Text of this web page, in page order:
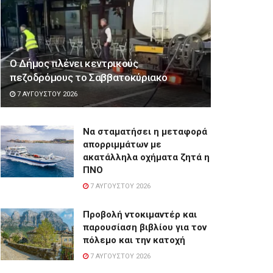
Ο Δήμος πλένει κεντρικούς
πεζοδρόμους το Σαββατοκύριακο
7 ΑΥΓΟΎΣΤΟΥ 2026
Να σταματήσει η μεταφορά
απορριμμάτων με
ακατάλληλα οχήματα ζητά η
ΠΝΟ
7 ΑΥΓΟΎΣΤΟΥ 2026
Προβολή ντοκιμαντέρ και
παρουσίαση βιβλίου για τον
πόλεμο και την κατοχή
7 ΑΥΓΟΎΣΤΟΥ 2026